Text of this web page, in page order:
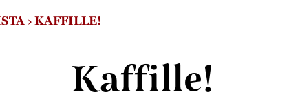
›KAFFILLE!
Kaffille!